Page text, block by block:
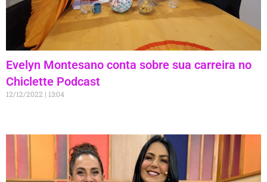
Evelyn Montesano conta sobre sua carreira no
Chiclette Podcast
12/12/2022 13:04